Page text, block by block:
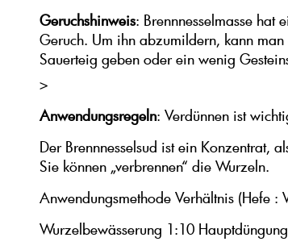
Geruchshinweis: Brennnesselmasse hat
Geruch. Um ihn abzumildern, kann
Sauerteig geben oder ein wenig
>
Anwendungsregeln: Verdünnen ist
Der Brennnesselsud ist ein Konzentrat,
Sie können „verbrennen“ die Wurzeln.
Anwendungsmethode Verhältnis (Hefe :
Wurzelbewässerung 1:10